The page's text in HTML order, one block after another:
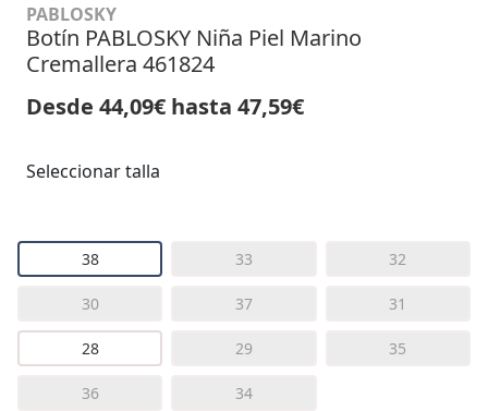
PABLOSKY
Botín PABLOSKY Niña Piel Marino
Cremallera 461824
Desde 44,09€ hasta 47,59€
Seleccionar talla
38 33 32
30 37 31
28 29 35
36 34